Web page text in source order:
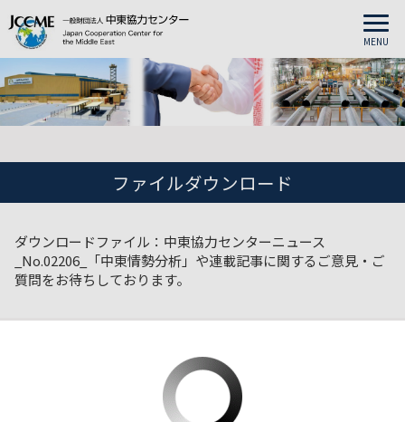
MENU
ファイルダウンロード
ダウンロードファイル：中東協力センターニュース
_No.02206_「中東情勢分析」や連載記事に関するご意見・ご
質問をお待ちしております。